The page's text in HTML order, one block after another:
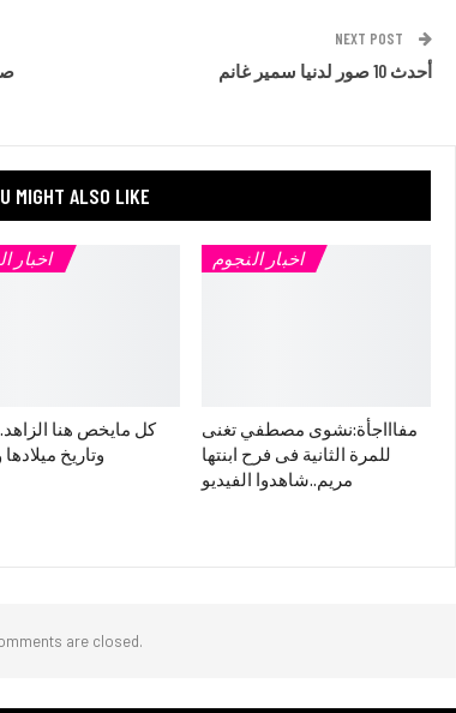
NEXT POST
أحدث 10 صور لدنيا سمير غانم
MIGHT ALSO LIKE
اخبار
كل مايخص هنا
وتاريخ ميلادها
اخبار النجوم
مفاااجأة:نشوى مصطفي تغنى
للمرة الثانية فى فرح ابنتها
مريم..شاهدوا الفيديو
are closed.